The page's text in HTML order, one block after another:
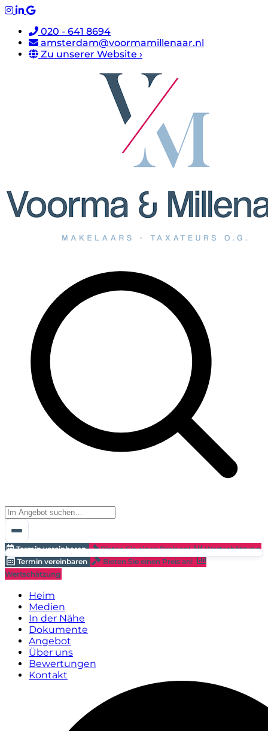
020 - 641 8694
amsterdam@voormamillenaar.nl
Zu unserer Website ›
Termin vereinbaren Bieten Sie einen Preis an!
Wertschätzung
Termin vereinbaren
Bieten Sie einen Preis an!
Wertschätzung
Heim
Medien
In der Nähe
Dokumente
Angebot
Über uns
Bewertungen
Kontakt